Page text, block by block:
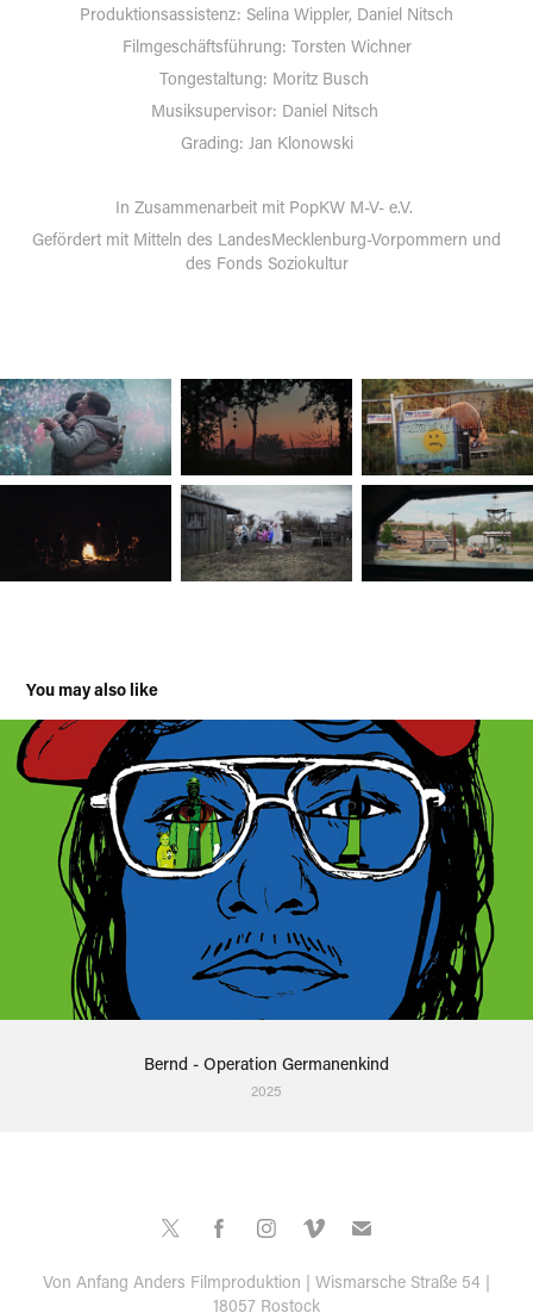
Produktionsassistenz: Selina Wippler, Daniel Nitsch
Filmgeschäftsführung: Torsten Wichner
Tongestaltung: Moritz Busch
Musiksupervisor: Daniel Nitsch
Grading: Jan Klonowski
In Zusammenarbeit mit PopKW M-V- e.V.
Gefördert mit Mitteln des LandesMecklenburg-Vorpommern und
des Fonds Soziokultur
You may also like
Bernd - Operation Germanenkind
2025
Von Anfang Anders Filmproduktion | Wismarsche Straße 54 |
18057 Rostock